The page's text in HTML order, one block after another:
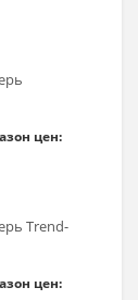
цен:
Trend-
цен: